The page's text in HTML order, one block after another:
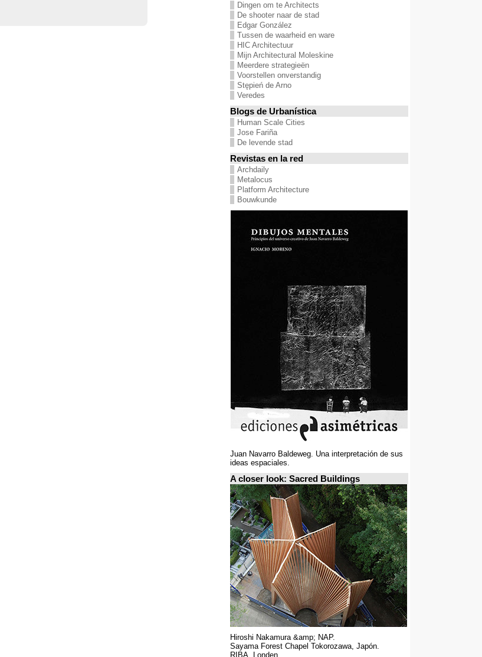
Dingen om te Architects
De shooter naar de stad
Edgar González
Tussen de waarheid en ware
HIC Architectuur
Mijn Architectural Moleskine
Meerdere strategieën
Voorstellen onverstandig
Stępień de Arno
Veredes
Blogs de Urbanística
Human Scale Cities
Jose Fariña
De levende stad
Revistas en la red
Archdaily
Metalocus
Platform Architecture
Bouwkunde
Juan Navarro Baldeweg. Una interpretación de sus
ideas espaciales.
A closer look: Sacred Buildings
Hiroshi Nakamura &amp; NAP.
Sayama Forest Chapel Tokorozawa, Japón.
RIBA, Londen.